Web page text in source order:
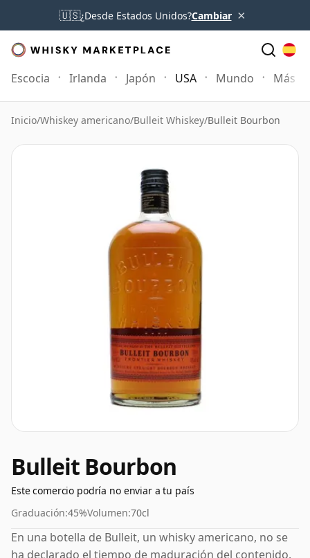
🇺🇸¿Desde Estados Unidos?Cambiar ×
Escocia Irlanda Japón USA Mundo Más
Inicio/Whiskey americano/Bulleit Whiskey/Bulleit Bourbon
Bulleit Bourbon
Este comercio podría no enviar a tu país
Graduación:45%Volumen:70cl
En una botella de Bulleit, un whisky americano, no se
ha declarado el tiempo de maduración del contenido.